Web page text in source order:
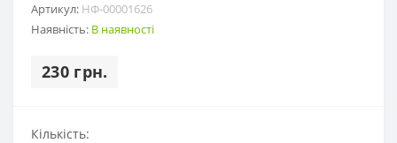
Артикул: НФ-00001626
Наявність: В наявності
230 грн.
Кількість: